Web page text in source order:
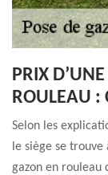
PRIX
ROULEAU :
Selon les
le siège se trouve
gazon en rouleau